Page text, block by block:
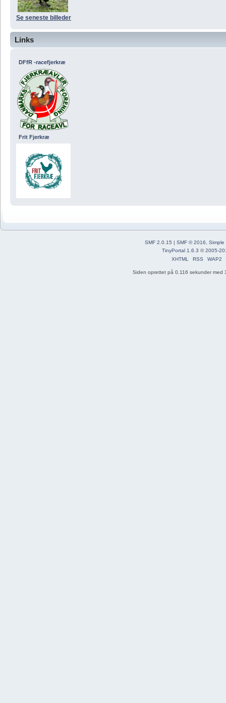
Se seneste billeder
Links
DFfR -racefjerkræ
Frit Fjerkræ
SMF 2.0.15 | SMF © 2016
Simple
TinyPortal 1.6.3 ©2005-
XHTML
RSS WAP2
Siden oprettet på 0.116 sekunder med